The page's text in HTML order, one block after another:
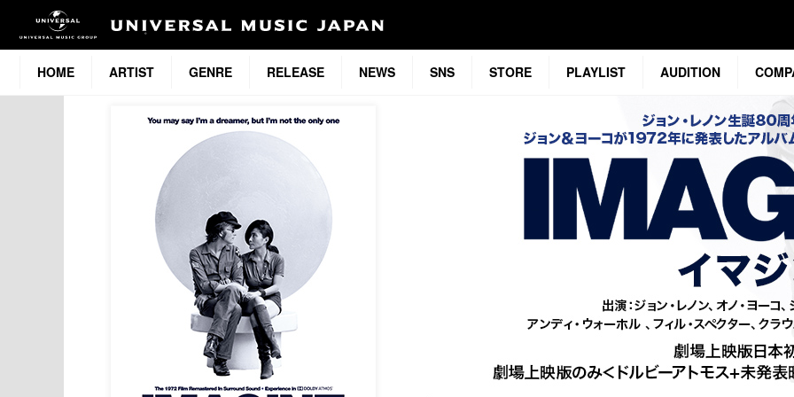
HOME ARTIST GENRE RELEASE NEWS SNS STORE PLAYLIST AUDITION